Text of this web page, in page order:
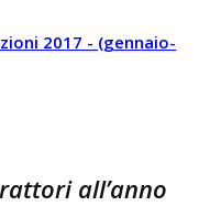
2017 - (gennaio-
all’anno